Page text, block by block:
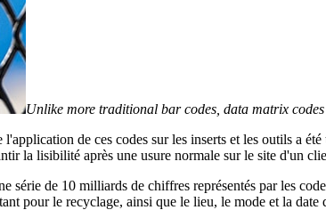
Unlike more traditional bar codes, data matrix
de ces codes sur les inserts et les outils a
la lisibilité après une usure normale sur le site d'un
série de 10 milliards de chiffres représentés par les
pour le recyclage, ainsi que le lieu, le mode et la date